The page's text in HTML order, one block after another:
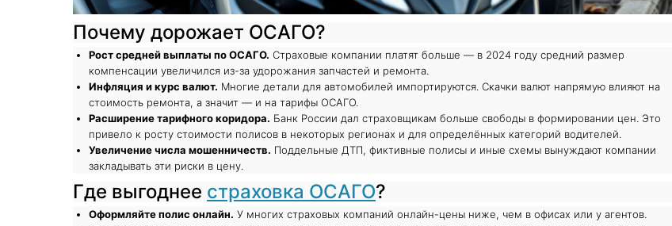
Почему дорожает ОСАГО?
Рост средней выплаты по ОСАГО. Страховые компании платят больше — в 2024 году средний размер
компенсации увеличился из-за удорожания запчастей и ремонта.
Инфляция и курс валют. Многие детали для автомобилей импортируются. Скачки валют напрямую влияют на
стоимость ремонта, а значит — и на тарифы ОСАГО.
Расширение тарифного коридора. Банк России дал страховщикам больше свободы в формировании цен. Это
привело к росту стоимости полисов в некоторых регионах и для определённых категорий водителей.
Увеличение числа мошенничеств. Поддельные ДТП, фиктивные полисы и иные схемы вынуждают компании
закладывать эти риски в цену.
Где выгоднее страховка ОСАГО?
Оформляйте полис онлайн. У многих страховых компаний онлайн-цены ниже, чем в офисах или у агентов.